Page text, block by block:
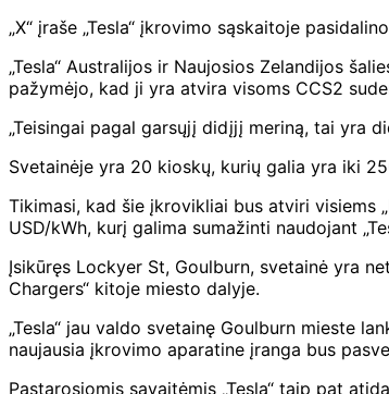
„X“ įraše „Tesla“ įkrovimo sąskaitoje
„Tesla“ Australijos ir Naujosios Zelandijos
pažymėjo, kad ji yra atvira visoms CCS2
„Teisingai pagal garsųjį didįjį meriną, tai yra
Svetainėje yra 20 kioskų, kurių galia yra iki
Tikimasi, kad šie įkrovikliai bus atviri visiems
USD/kWh, kurį galima sumažinti naudojant
Įsikūręs Lockyer St, Goulburn, svetainė yra
Chargers“ kitoje miesto dalyje.
„Tesla“ jau valdo svetainę Goulburn mieste
naujausia įkrovimo aparatine įranga bus
Pastarosiomis savaitėmis „Tesla“ taip pat